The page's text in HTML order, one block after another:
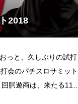
察
視察②
2018
っと、久しぶりの試打
会のパチスロサミット
胴遊商は、来たる11月